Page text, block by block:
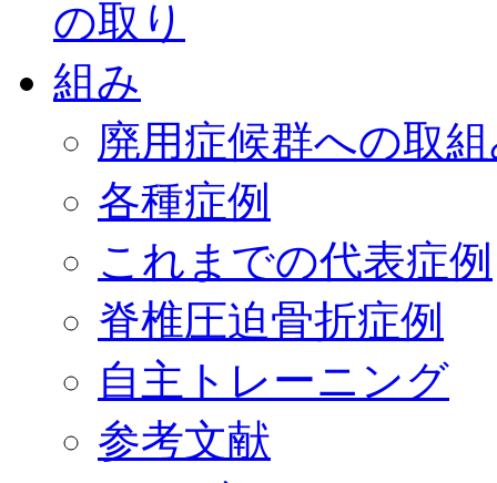
廃用症候群への取
各種症例
これまでの代表症例
脊椎圧迫骨折症例
自主トレーニング
参考文献